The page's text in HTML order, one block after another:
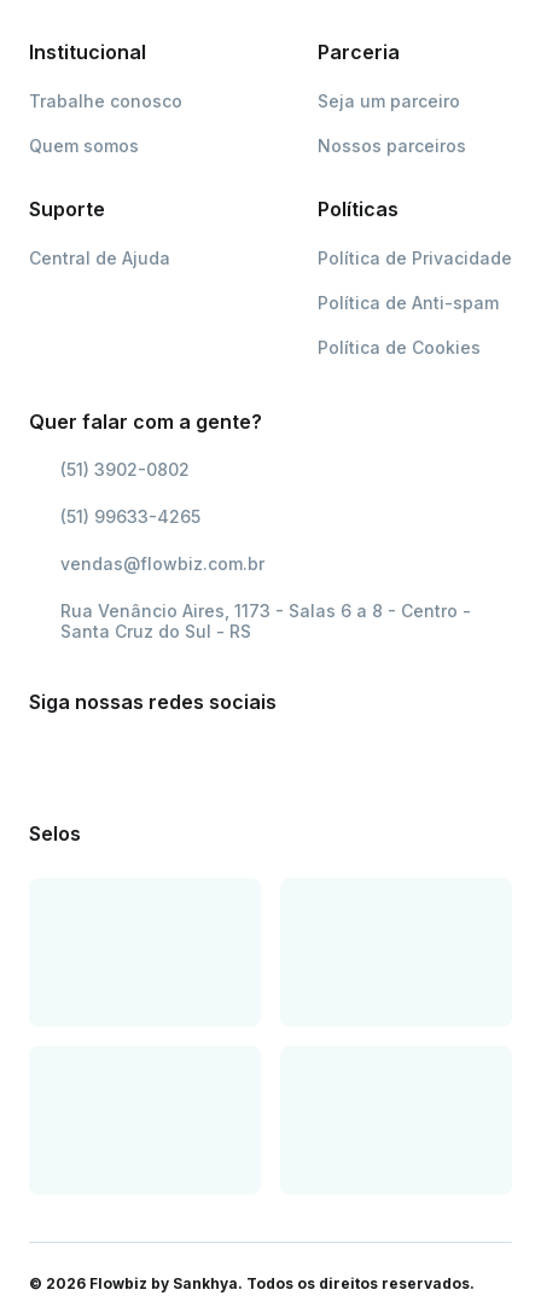
Institucional
Trabalhe conosco
Quem somos
Parceria
Seja um parceiro
Nossos parceiros
Suporte
Central de Ajuda
Políticas
Política de Privacidade
Política de Anti-spam
Política de Cookies
Quer falar com a gente?
(51) 3902-0802
(51) 99633-4265
vendas@flowbiz.com.br
Rua Venâncio Aires, 1173 - Salas 6 a 8 - Centro -
Santa Cruz do Sul - RS
Siga nossas redes sociais
Selos
© 2026 Flowbiz by Sankhya. Todos os direitos reservados.